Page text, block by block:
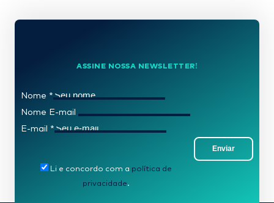
ASSINE NOSSA NEWSLETTER!
Nome *
Nome E-mail
E-mail *
Enviar
Li e concordo com a política de
privacidade.